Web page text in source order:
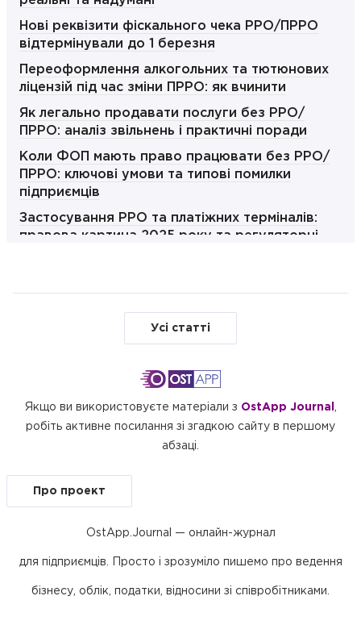
Нові реквізити фіскального чека РРО/ПРРО
відтермінували до 1 березня
Переоформлення алкогольних та тютюнових
ліцензій під час зміни ПРРО: як вчинити
Як легально продавати послуги без РРО/
ПРРО: аналіз звільнень і практичні поради
Коли ФОП мають право працювати без РРО/
ПРРО: ключові умови та типові помилки
підприємців
Застосування РРО та платіжних терміналів:
правова картина 2025 року та регуляторні
блекауті залишається гострим
Актуальні підходи податкових органів до
застосування РРО: нові ризики, позиція
Оплата за IBAN, РРО та податкові наслідки: як
визначити дату чека, податкової накладної та
доходу за єдиним податком
Правила обліку та оподаткування
Усі статті
Якщо ви використовуєте матеріали з OstApp Journal
робіть активне посилання зі згадкою сайту в першому
абзаці.
Про проект
OstApp.Journal — онлайн-журнал
для підприємців. Просто і зрозуміло пишемо про ведення
бізнесу, облік, податки, відносини зі співробітниками.